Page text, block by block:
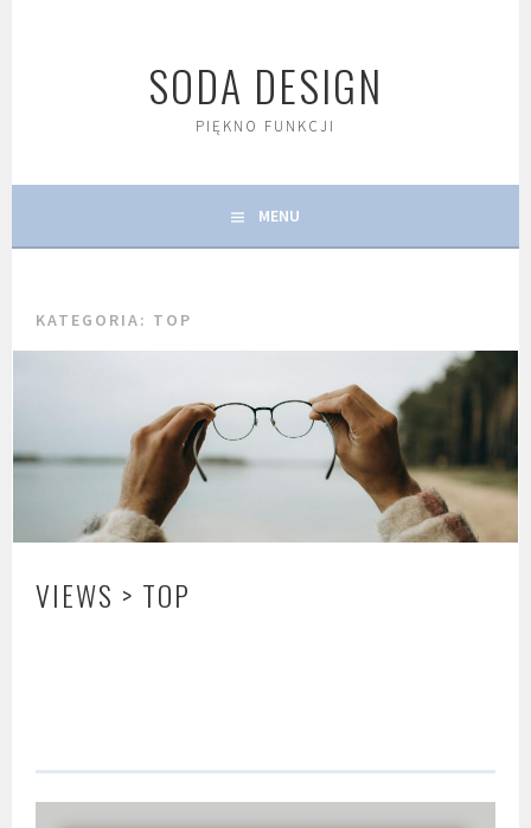
SODA DESIGN
PIĘKNO FUNKCJI
MENU
KATEGORIA: TOP
VIEWS > TOP